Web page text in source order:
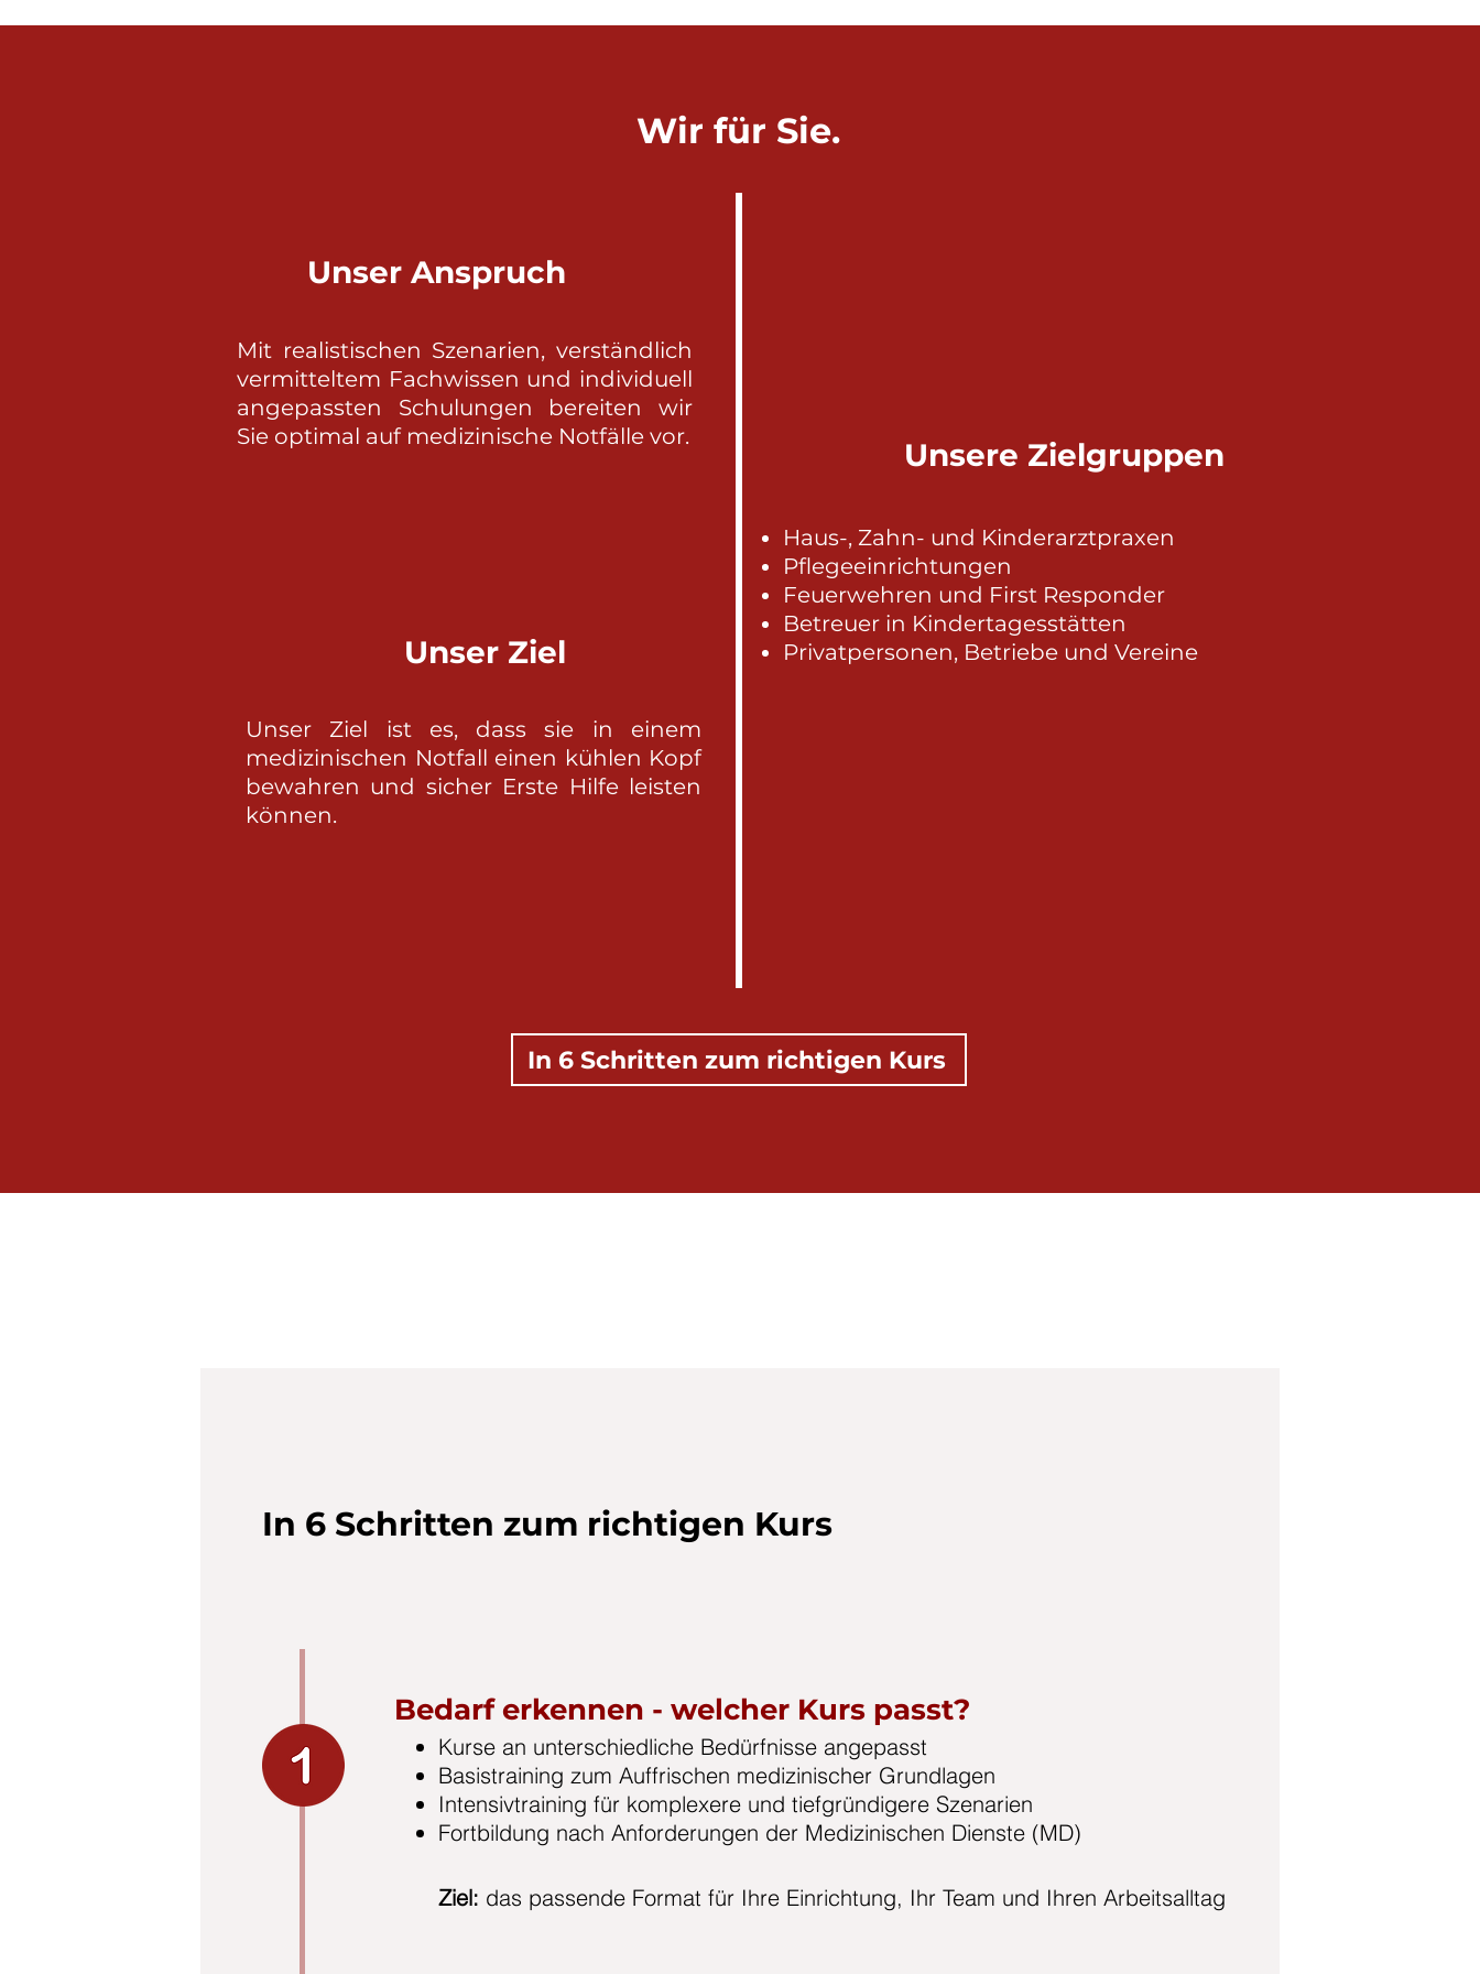
Wir für Sie.
Unser Anspruch
Mit realistischen Szenarien, verständlich
vermitteltem Fachwissen und individuell
angepassten Schulungen bereiten wir
Sie optimal auf medizinische Notfälle vor.
Unser Ziel
Unser Ziel ist es, dass sie in einem
medizinischen Notfall einen kühlen Kopf
bewahren und sicher Erste Hilfe leisten
können.
Unsere Zielgruppen
Haus-, Zahn- und Kinderarztpraxen
Pflegeeinrichtungen
Feuerwehren und First Responder
Betreuer in Kindertagesstätten
Privatpersonen, Betriebe und Vereine
In 6 Schritten zum richtigen Kurs
In 6 Schritten zum richtigen Kurs
Bedarf erkennen - welcher Kurs passt?
Kurse an unterschiedliche Bedürfnisse angepasst
Basistraining zum Auffrischen medizinischer Grundlagen
Intensivtraining für komplexere und tiefgründigere Szenarien
Fortbildung nach Anforderungen der Medizinischen Dienste (MD)
Ziel: das passende Format für Ihre Einrichtung, Ihr Team und Ihren Arbeitsalltag